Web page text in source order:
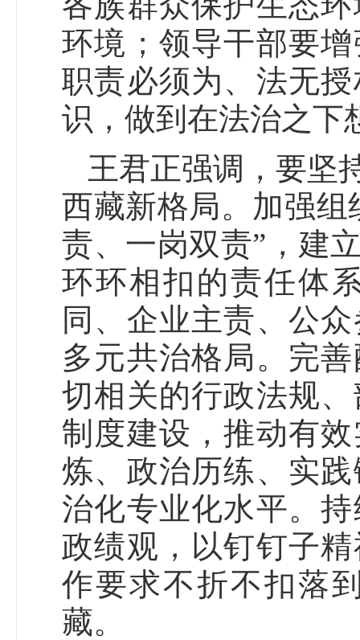
环境；领导干部要
职责必须为、法无
识，做到在法治之下
王君正强调，要坚
西藏新格局。加强组
责、一岗双责”，建
环环相扣的责任体
同、企业主责、公
多元共治格局。完
切相关的行政法规
制度建设，推动有
炼、政治历练、实
治化专业化水平。
政绩观，以钉钉子
作要求不折不扣落
藏。